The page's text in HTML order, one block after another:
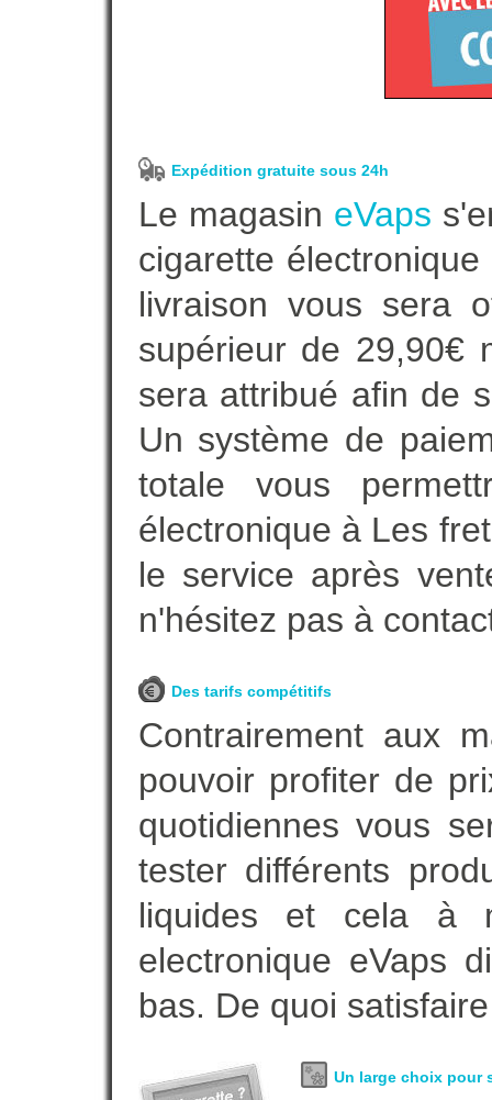
Expédition gratuite sous 24h
Le magasin eVaps
cigarette
livraison vous sera
supérieur de 29,90€
sera attribué afin de
Un système de
totale vous
électronique à Les
le service après
n'hésitez pas à
Des tarifs compétitifs
Contrairement aux
pouvoir profiter de
quotidiennes vous
tester différents
liquides et cela à
electronique eVaps
bas. De quoi
Un large choix pour